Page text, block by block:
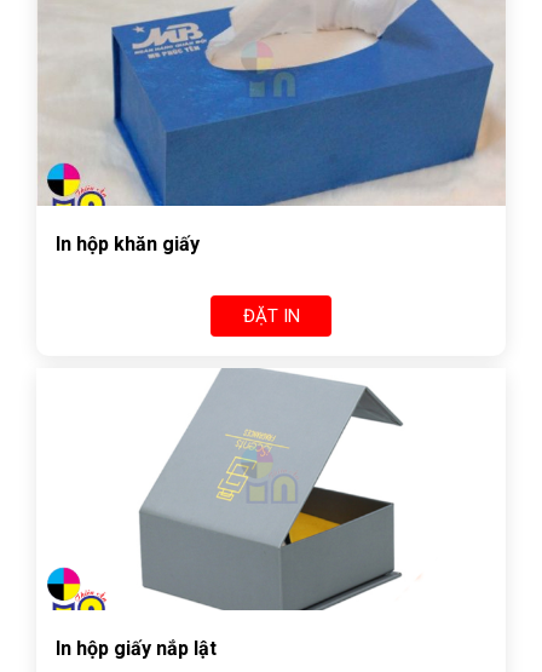
In hộp khăn giấy
ĐẶT IN
In hộp giấy nắp lật